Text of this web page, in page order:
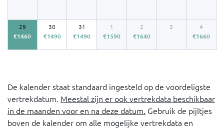
29
€1460
30
€1490
31
€1490
1
€1590
2
€1640
3
4
€1660
De kalender staat standaard ingesteld op de voordeligste
vertrekdatum. Meestal zijn er ook vertrekdata beschikbaar
in de maanden voor en na deze datum. Gebruik de pijltjes
boven de kalender om alle mogelijke vertrekdata en